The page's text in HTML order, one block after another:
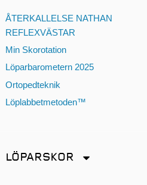
ÅTERKALLELSE NATHAN
REFLEXVÄSTAR
Min Skorotation
Löparbarometern 2025
Ortopedteknik
Löplabbetmetoden™
LÖPARSKOR